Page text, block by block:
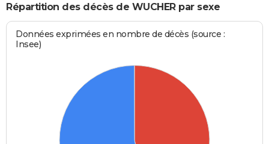
Répartition des décès de WUCHER par sexe
Données exprimées en nombre de décès (source :
Insee)